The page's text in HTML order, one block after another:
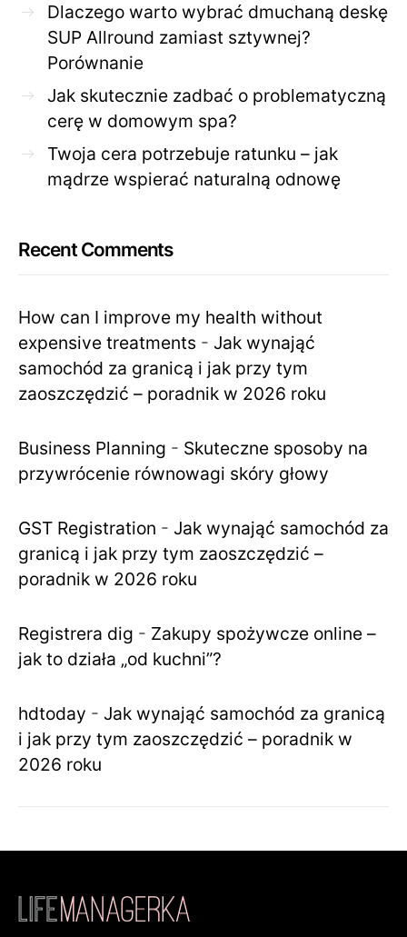
Dlaczego warto wybrać dmuchaną deskę
SUP Allround zamiast sztywnej?
Porównanie
Jak skutecznie zadbać o problematyczną
cerę w domowym spa?
Twoja cera potrzebuje ratunku – jak
mądrze wspierać naturalną odnowę
Recent Comments
How can I improve my health without
expensive treatments - Jak wynająć
samochód za granicą i jak przy tym
zaoszczędzić – poradnik w 2026 roku
Business Planning - Skuteczne sposoby na
przywrócenie równowagi skóry głowy
GST Registration - Jak wynająć samochód za
granicą i jak przy tym zaoszczędzić –
poradnik w 2026 roku
Registrera dig - Zakupy spożywcze online –
jak to działa „od kuchni”?
hdtoday - Jak wynająć samochód za granicą
i jak przy tym zaoszczędzić – poradnik w
2026 roku